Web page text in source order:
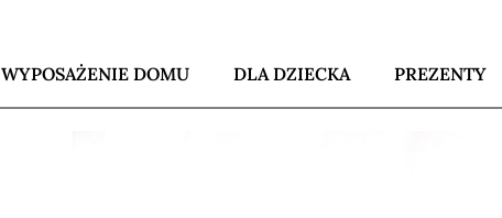
WYPOSAŻENIE DOMU DLA DZIECKA PREZENTY